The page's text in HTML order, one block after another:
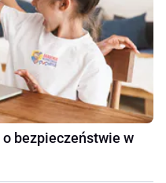
bezpieczeństwie w